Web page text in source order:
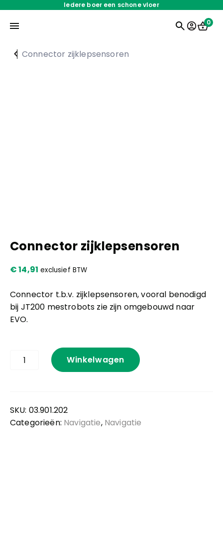
Iedere boer een schone vloer
Kennis en praktijk
Contact
0
Connector zijklepsensoren
Connector zijklepsensoren
€14,91 exclusief BTW
Connector t.b.v. zijklepsensoren, vooral benodigd
bij JT200 mestrobots zie zijn omgebouwd naar
EVO.
Connector
zijklepsensorenWinkelwagen
SKU: 03.901.202
Categorieën: Navigatie, Navigatie